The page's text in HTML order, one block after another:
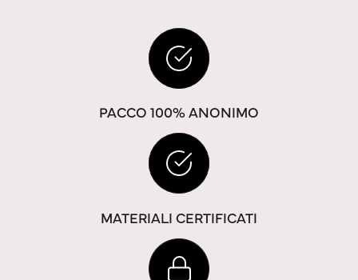
PACCO 100% ANONIMO
MATERIALI CERTIFICATI